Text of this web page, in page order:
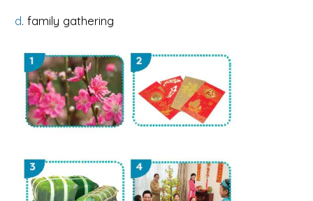
d. family gathering